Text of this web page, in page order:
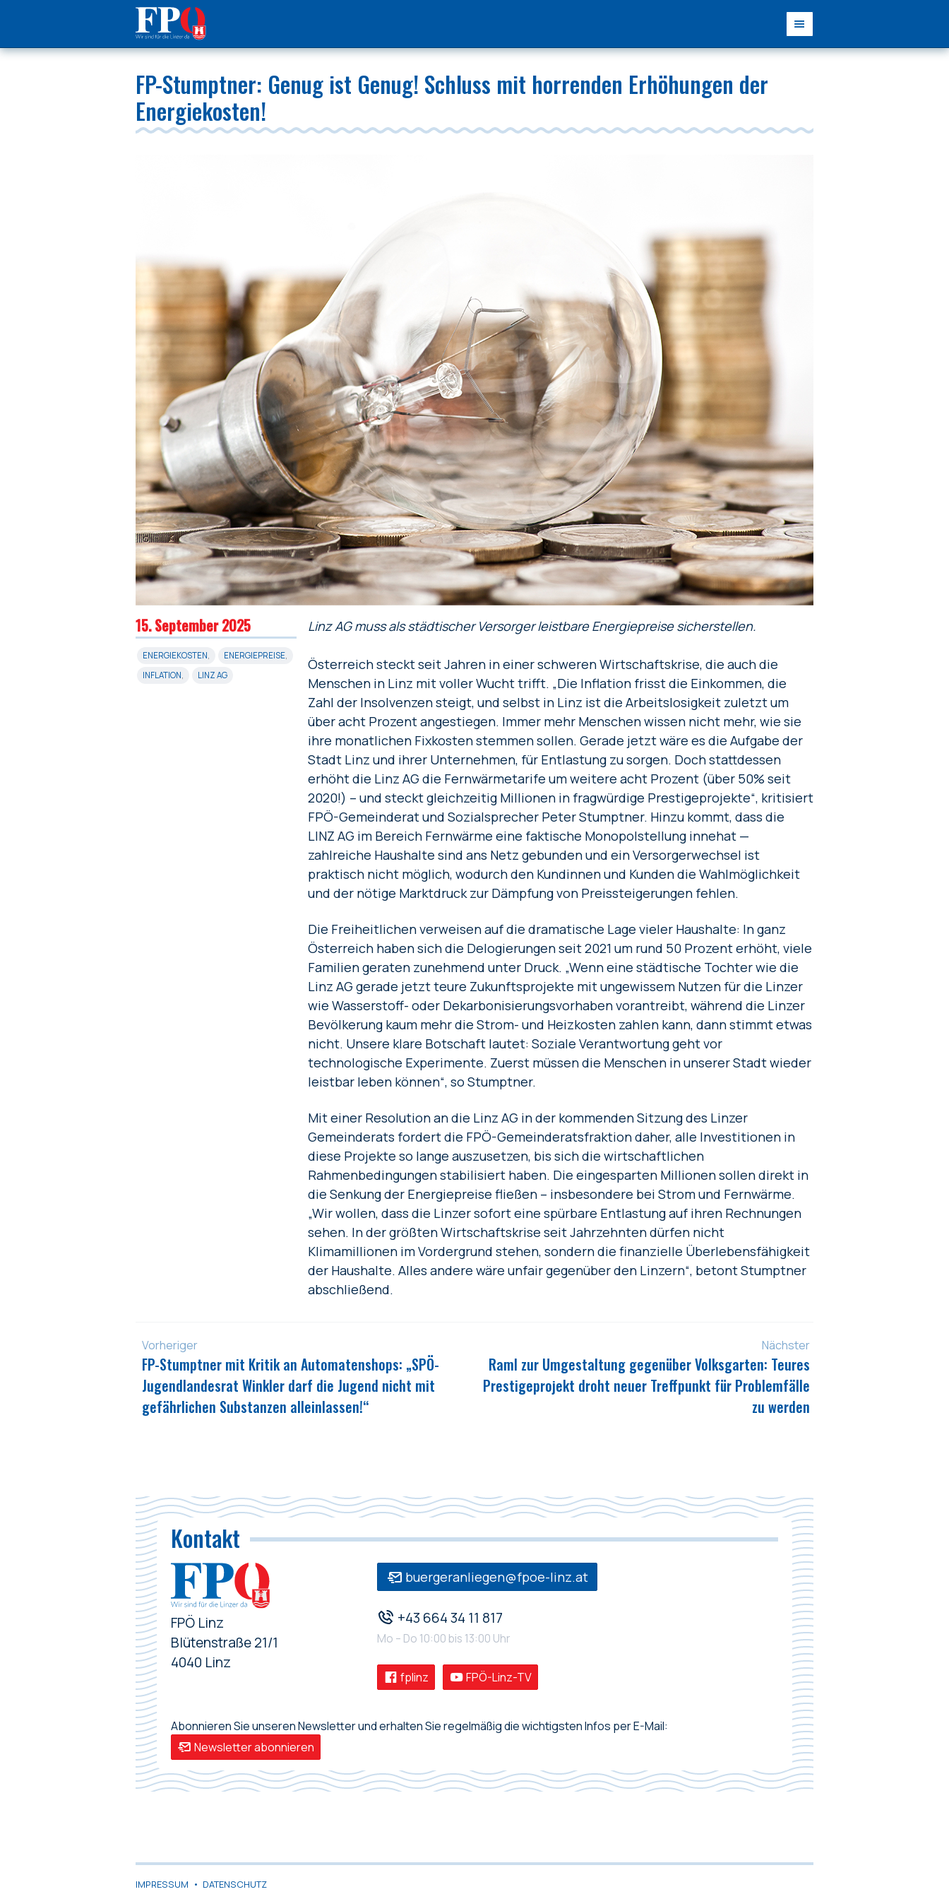
FP-Stumptner: Genug ist Genug! Schluss mit horrenden Erhöhungen der
Energiekosten!
15. September 2025
ENERGIEKOSTEN, ENERGIEPREISE,
INFLATION, LINZ AG
Linz AG muss als städtischer Versorger leistbare Energiepreise sicherstellen.
Österreich steckt seit Jahren in einer schweren Wirtschaftskrise, die auch die
Menschen in Linz mit voller Wucht trifft. „Die Inflation frisst die Einkommen, die
Zahl der Insolvenzen steigt, und selbst in Linz ist die Arbeitslosigkeit zuletzt um
über acht Prozent angestiegen. Immer mehr Menschen wissen nicht mehr, wie sie
ihre monatlichen Fixkosten stemmen sollen. Gerade jetzt wäre es die Aufgabe der
Stadt Linz und ihrer Unternehmen, für Entlastung zu sorgen. Doch stattdessen
erhöht die Linz AG die Fernwärmetarife um weitere acht Prozent (über 50% seit
2020!) – und steckt gleichzeitig Millionen in fragwürdige Prestigeprojekte“, kritisiert
FPÖ-Gemeinderat und Sozialsprecher Peter Stumptner. Hinzu kommt, dass die
LINZ AG im Bereich Fernwärme eine faktische Monopolstellung innehat —
zahlreiche Haushalte sind ans Netz gebunden und ein Versorgerwechsel ist
praktisch nicht möglich, wodurch den Kundinnen und Kunden die Wahlmöglichkeit
und der nötige Marktdruck zur Dämpfung von Preissteigerungen fehlen.
Die Freiheitlichen verweisen auf die dramatische Lage vieler Haushalte: In ganz
Österreich haben sich die Delogierungen seit 2021 um rund 50 Prozent erhöht, viele
Familien geraten zunehmend unter Druck. „Wenn eine städtische Tochter wie die
Linz AG gerade jetzt teure Zukunftsprojekte mit ungewissem Nutzen für die Linzer
wie Wasserstoff- oder Dekarbonisierungsvorhaben vorantreibt, während die Linzer
Bevölkerung kaum mehr die Strom- und Heizkosten zahlen kann, dann stimmt etwas
nicht. Unsere klare Botschaft lautet: Soziale Verantwortung geht vor
technologische Experimente. Zuerst müssen die Menschen in unserer Stadt wieder
leistbar leben können“, so Stumptner.
Mit einer Resolution an die Linz AG in der kommenden Sitzung des Linzer
Gemeinderats fordert die FPÖ-Gemeinderatsfraktion daher, alle Investitionen in
diese Projekte so lange auszusetzen, bis sich die wirtschaftlichen
Rahmenbedingungen stabilisiert haben. Die eingesparten Millionen sollen direkt in
die Senkung der Energiepreise fließen – insbesondere bei Strom und Fernwärme.
„Wir wollen, dass die Linzer sofort eine spürbare Entlastung auf ihren Rechnungen
sehen. In der größten Wirtschaftskrise seit Jahrzehnten dürfen nicht
Klimamillionen im Vordergrund stehen, sondern die finanzielle Überlebensfähigkeit
der Haushalte. Alles andere wäre unfair gegenüber den Linzern“, betont Stumptner
abschließend.
Vorheriger
FP-Stumptner mit Kritik an Automatenshops: „SPÖ-
Jugendlandesrat Winkler darf die Jugend nicht mit
gefährlichen Substanzen alleinlassen!“
Nächster
Raml zur Umgestaltung gegenüber Volksgarten: Teures
Prestigeprojekt droht neuer Treffpunkt für Problemfälle
zu werden
Kontakt
FPÖ Linz
Blütenstraße 21/1
4040 Linz
buergeranliegen@fpoe-linz.at
+43 664 34 11 817
Mo – Do 10:00 bis 13:00 Uhr
fplinz FPÖ-Linz-TV
Abonnieren Sie unseren Newsletter und erhalten Sie regelmäßig die wichtigsten Infos per E-Mail:
Newsletter abonnieren
IMPRESSUM • DATENSCHUTZ